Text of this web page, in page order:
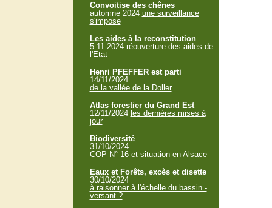
Convoitise des chênes
automne 2024 une surveillance
s'impose
Les aides à la reconstitution
5-11-2024 réouverture des aides de
l'Etat
Henri PFEFFER est parti
14/11/2024
de la vallée de la Doller
Atlas forestier du Grand Est
12/11/2024 les dernières mises à
jour
Biodiversité
31/10/2024
COP N° 16 et situation en Alsace
Eaux et Forêts, excès et disette
30/10/2024
à raisonner à l'échelle du bassin -
versant ?